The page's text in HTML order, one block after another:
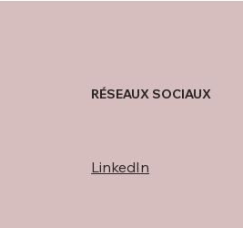
RÉSEAUX SOCIAUX
LinkedIn